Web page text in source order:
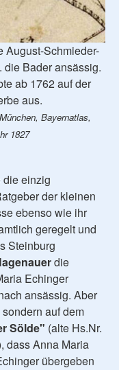
August-Schmieder-
die Bader ansässig.
ab 1762 auf der
aus.
Bayernatlas,
1827
die einzig
der kleinen
ebenso wie ihr
geregelt und
Steinburg
die
Echinger
ansässig. Aber
auf dem
Sölde" (alte Hs.Nr.
dass Anna Maria
übergeben